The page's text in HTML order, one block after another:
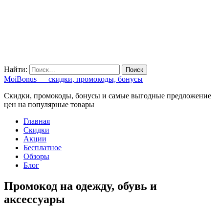
Найти:
MoiBonus — скидки, промокоды, бонусы
Скидки, промокоды, бонусы и самые выгодные предложение
цен на популярные товары
Главная
Скидки
Акции
Бесплатное
Обзоры
Блог
Промокод на одежду, обувь и
аксессуары